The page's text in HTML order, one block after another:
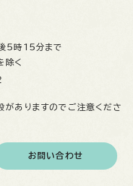
5時15分まで
除く
ありますのでご注意くださ
お問い合わせ